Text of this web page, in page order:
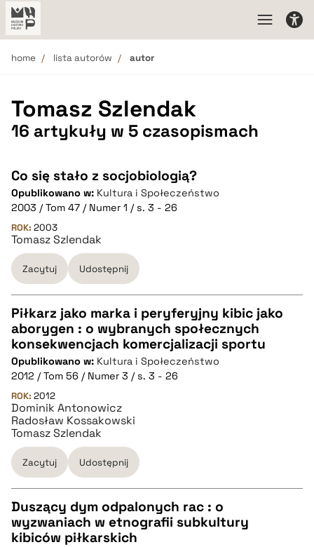
home lista autorów autor
Tomasz Szlendak
16 artykuły w 5 czasopismach
Co się stało z socjobiologią?
Opublikowano w: Kultura i Społeczeństwo
2003 / Tom 47 / Numer 1 / s. 3 - 26
ROK: 2003
Tomasz Szlendak
Zacytuj Udostępnij
CZYSTY TEKST
pobierz cytat
BIBTEX
pobierz cytat
Piłkarz jako marka i peryferyjny kibic jako
aborygen : o wybranych społecznych
konsekwencjach komercjalizacji sportu
Opublikowano w: Kultura i Społeczeństwo
2012 / Tom 56 / Numer 3 / s. 3 - 26
ROK: 2012
Dominik Antonowicz
Radosław Kossakowski
Tomasz Szlendak
Zacytuj Udostępnij
CZYSTY TEKST
Duszący dym odpalonych rac : o
wyzwaniach w etnografii subkultury
kibiców piłkarskich